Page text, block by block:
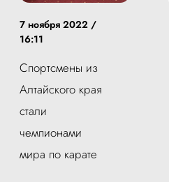
7 ноября 2022 /
16:11
Спортсмены из
Алтайского края
стали
чемпионами
мира по карате